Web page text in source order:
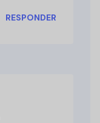
RESPONDER